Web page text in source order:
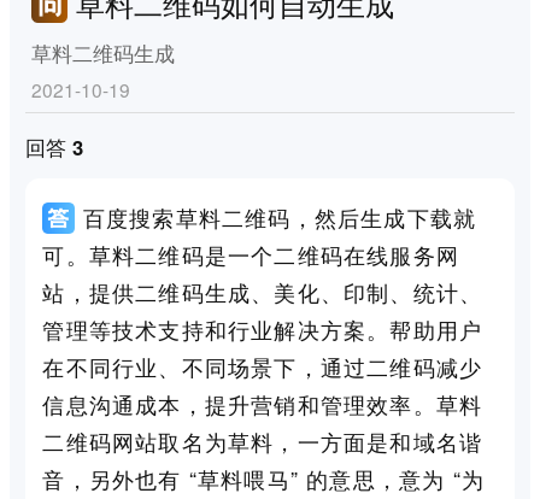
草料二维码生成
2021-10-19
回答 3
百度搜索草料二维码，然后生成下载就
可。草料二维码是一个二维码在线服务网
站，提供二维码生成、美化、印制、统计、
管理等技术支持和行业解决方案。帮助用户
在不同行业、不同场景下，通过二维码减少
信息沟通成本，提升营销和管理效率。草料
二维码网站取名为草料，一方面是和域名谐
音，另外也有 “草料喂马” 的意思，意为 “为